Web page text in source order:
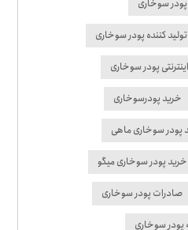
پودر سوخاری
تولید کننده پودر سوخاری
پودر سوخاری
خرید پودرسوخاری
پودر سوخاری ماهی
خرید پودر سوخاری میگو
صادرات پودر سوخاری
سوخاری